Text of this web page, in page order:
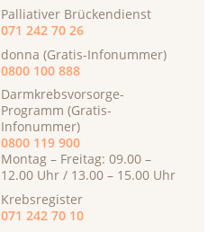
Palliativer Brückendienst
071 242 70 26
donna (Gratis-Infonummer)
0800 100 888
Darmkrebsvorsorge-
Programm (Gratis-
Infonummer)
0800 119 900
Montag – Freitag: 09.00 –
12.00 Uhr / 13.00 – 15.00 Uhr
Krebsregister
071 242 70 10